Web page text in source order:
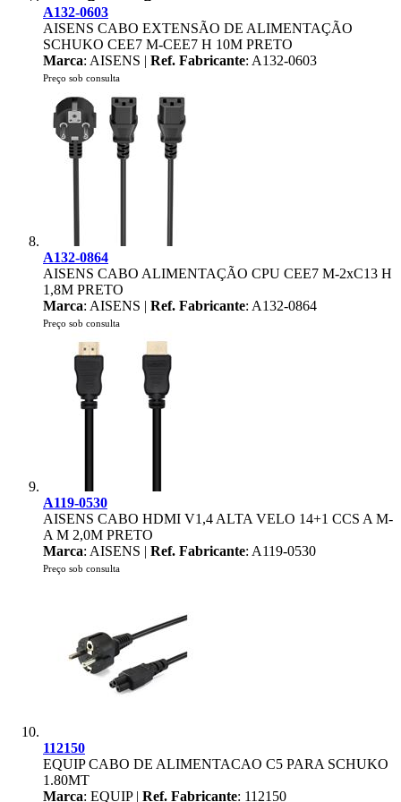
A132-0603
AISENS CABO EXTENSÃO DE ALIMENTAÇÃO
SCHUKO CEE7 M-CEE7 H 10M PRETO
Marca: AISENS | Ref. Fabricante: A132-0603
Preço sob consulta
A132-0864
AISENS CABO ALIMENTAÇÃO CPU CEE7 M-2xC13 H
1,8M PRETO
Marca: AISENS | Ref. Fabricante: A132-0864
Preço sob consulta
A119-0530
AISENS CABO HDMI V1,4 ALTA VELO 14+1 CCS A M-
A M 2,0M PRETO
Marca: AISENS | Ref. Fabricante: A119-0530
Preço sob consulta
112150
EQUIP CABO DE ALIMENTACAO C5 PARA SCHUKO
1.80MT
Marca: EQUIP | Ref. Fabricante: 112150